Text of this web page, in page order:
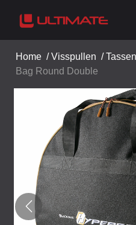
Home /Visspullen /Tassen
Bag Round Double